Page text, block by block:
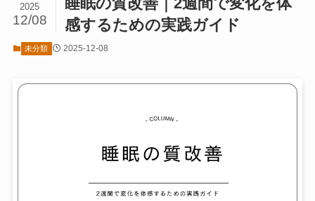
感するための実践ガイド
2025
12/08
未分類 2025-12-08